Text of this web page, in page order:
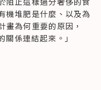
機堆肥是什麼、以及為
畫為何重要的原因，
係連結起來。」